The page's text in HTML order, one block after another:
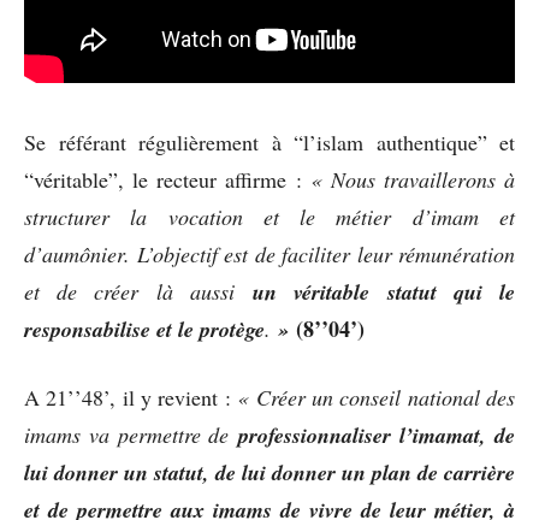
Se référant régulièrement à “l’islam authentique” et
“véritable”, le recteur affirme : « Nous travaillerons à
structurer la vocation et le métier d’imam et
d’aumônier. L’objectif est de faciliter leur rémunération
et de créer là aussiun véritable statut qui le
responsabilise et le protège. » (8’’04’)
A 21’’48’, il y revient : « Créer un conseil national des
imams va permettre deprofessionnaliser l’imamat, de
lui donner un statut, de lui donner un plan de carrière
et de permettre aux imams de vivre de leur métier, à